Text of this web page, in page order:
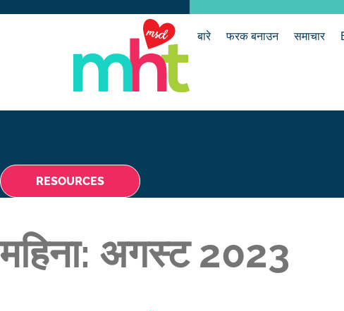
बारे फरक बनाउन समाचार
RESOURCES
महिना: अगस्ट 2023